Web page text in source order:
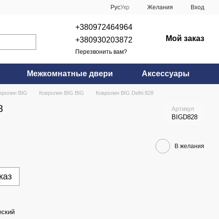
РусУкр Желания Вход
+380972464964
+380930203872
Перезвонить вам?
Мой заказ
Межкомнатные двери Аксессуары
BIG Ковролин BIG BIG Ковролин BIG Delhi 828
Артикул
BIGD828
В желания